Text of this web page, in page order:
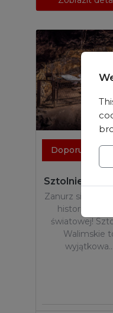
Doporučené
Sztolnie
Zanurz się w
historię II
światowej!
Walimskie
wyjątkowa…